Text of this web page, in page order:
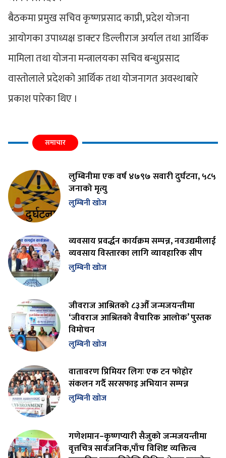
बैठकमा प्रमुख सचिव कृष्णप्रसाद काप्री, प्रदेश योजना
आयोगका उपाध्यक्ष डाक्टर डिल्लीराज अर्याल तथा आर्थिक
मामिला तथा योजना मन्त्रालयका सचिव बन्धुप्रसाद
वास्तोलाले प्रदेशको आर्थिक तथा योजनागत अवस्थाबारे
प्रकाश पारेका थिए ।
समाचार
लुम्बिनीमा एक वर्ष ४७९७ सवारी दुर्घटना, ५८५
जनाको मृत्यु
लुम्बिनी खोज
व्यवसाय प्रवर्द्धन कार्यक्रम सम्पन्न, नवउद्यमीलाई
व्यवसाय विस्तारका लागि व्यावहारिक सीप
लुम्बिनी खोज
जीवराज आश्रितको ८३औँ जन्मजयन्तीमा
‘जीवराज आश्रितको वैचारिक आलोक’ पुस्तक
विमोचन
लुम्बिनी खोज
वातावरण प्रिमियर लिगः एक टन फोहोर
संकलन गर्दै सरसफाइ अभियान सम्पन्न
लुम्बिनी खोज
गणेशमान–कृष्णप्यारी सैजुको जन्मजयन्तीमा
वृत्तचित्र सार्वजनिक,पाँच विशिष्ट व्यक्तित्व